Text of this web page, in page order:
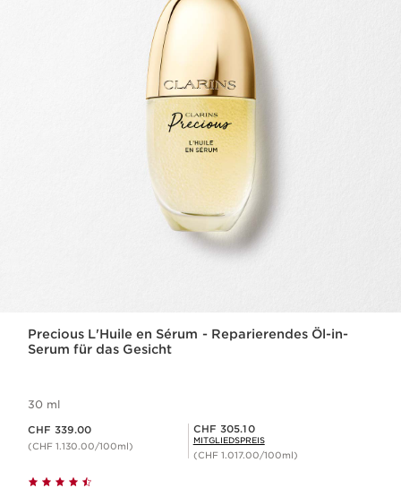
Precious L'Huile en Sérum - Reparierendes Öl-in-
Serum für das Gesicht
30 ml
CHF 339.00
(CHF 1.130.00/100ml)
Mitgliederpreis CHF 305.10
CHF 305.10
MITGLIEDSPREIS
(CHF 1.017.00/100ml)